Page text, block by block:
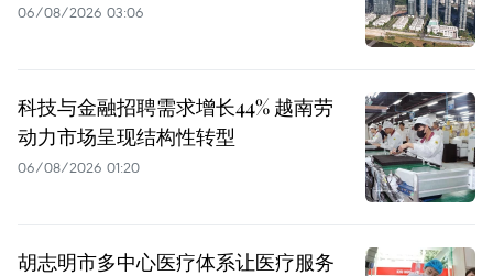
06/08/2026 03:06
科技与金融招聘需求增长44% 越南劳
动力市场呈现结构性转型
06/08/2026 01:20
胡志明市多中心医疗体系让医疗服务